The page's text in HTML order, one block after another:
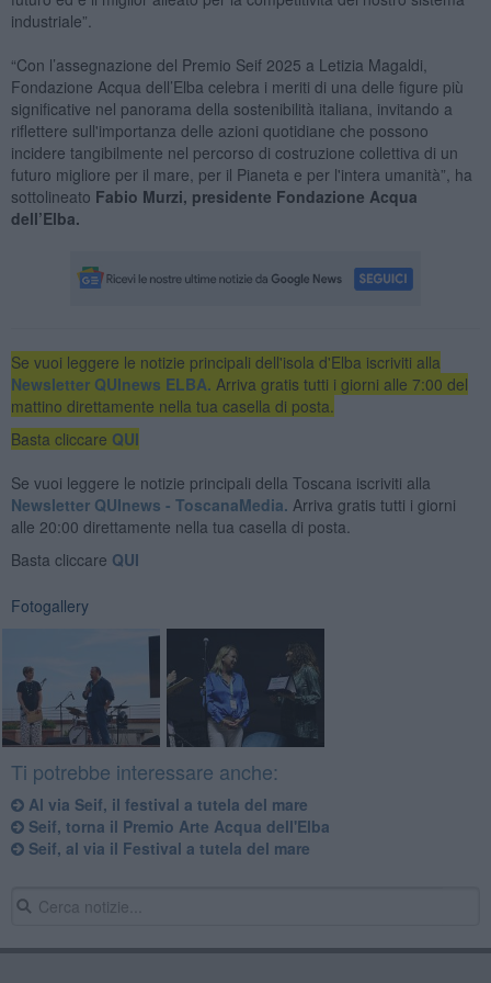
industriale”.
“Con l’assegnazione del Premio Seif 2025 a Letizia Magaldi,
Fondazione Acqua dell’Elba celebra i meriti di una delle figure più
significative nel panorama della sostenibilità italiana, invitando a
riflettere sull'importanza delle azioni quotidiane che possono
incidere tangibilmente nel percorso di costruzione collettiva di un
futuro migliore per il mare, per il Pianeta e per l'intera umanità”, ha
sottolineato Fabio Murzi, presidente Fondazione Acqua
dell’Elba.
Se vuoi leggere le notizie principali dell'isola d'Elba iscriviti alla
Newsletter QUInews ELBA. Arriva gratis tutti i giorni alle 7:00 del
mattino direttamente nella tua casella di posta.
Basta cliccare QUI
Se vuoi leggere le notizie principali della Toscana iscriviti alla
Newsletter QUInews - ToscanaMedia. Arriva gratis tutti i giorni
alle 20:00 direttamente nella tua casella di posta.
Basta cliccare QUI
Fotogallery
Ti potrebbe interessare anche:
Al via Seif, il festival a tutela del mare
Seif, torna il Premio Arte Acqua dell'Elba
Seif, al via il Festival a tutela del mare